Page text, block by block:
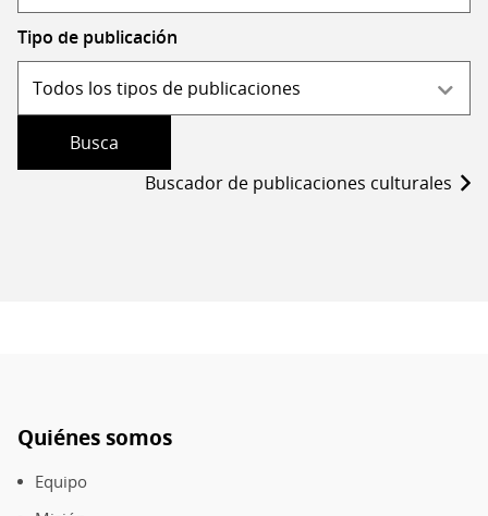
Tipo de publicación
Buscador de publicaciones culturales
Pie
de
Quiénes somos
Equipo